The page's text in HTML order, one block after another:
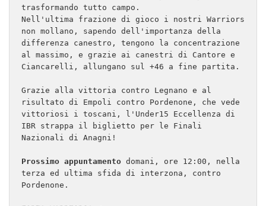
trasformando tutto campo.
Nell'ultima frazione di gioco i nostri Warriors
non mollano, sapendo dell'importanza della
differenza canestro, tengono la concentrazione
al massimo, e grazie ai canestri di Cantore e
Ciancarelli, allungano sul +46 a fine partita.
Grazie alla vittoria contro Legnano e al
risultato di Empoli contro Pordenone, che vede
vittoriosi i toscani, l'Under15 Eccellenza di
IBR strappa il biglietto per le Finali
Nazionali di Anagni!
Prossimo appuntamento domani, ore 12:00, nella
terza ed ultima sfida di interzona, contro
Pordenone.